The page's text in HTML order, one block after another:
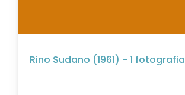
Rino Sudano (1961) - 1 fotografia